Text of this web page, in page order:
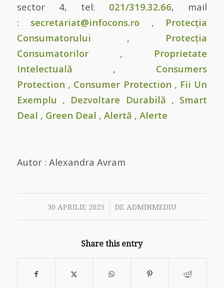
sector 4, tel: 021/319.32.66, mail
: secretariat@infocons.ro , Protecția
Consumatorului , Protecția
Consumatorilor, Proprietate
Intelectuală , Consumers
Protection , Consumer Protection , Fii Un
Exemplu , Dezvoltare Durabilă , Smart
Deal , Green Deal , Alertă , Alerte
Autor : Alexandra Avram
30 APRILIE 2025
/ DE ADMINMEDIU
Share this entry